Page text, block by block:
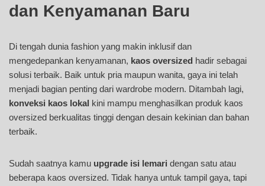
dan Kenyamanan Baru
Di tengah dunia fashion yang makin inklusif dan
mengedepankan kenyamanan, kaos oversized hadir sebagai
solusi terbaik. Baik untuk pria maupun wanita, gaya ini telah
menjadi bagian penting dari wardrobe modern. Ditambah lagi,
konveksi kaos lokal kini mampu menghasilkan produk kaos
oversized berkualitas tinggi dengan desain kekinian dan bahan
terbaik.
Sudah saatnya kamu upgrade isi lemari dengan satu atau
beberapa kaos oversized. Tidak hanya untuk tampil gaya, tapi